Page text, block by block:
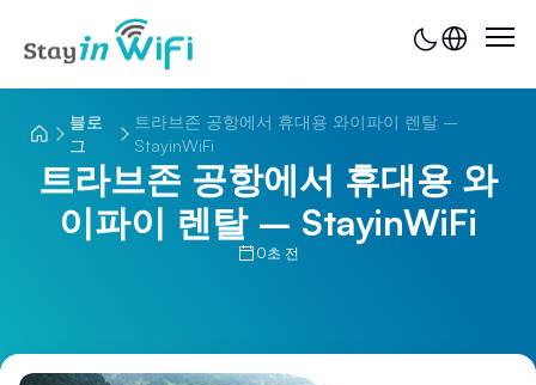
블로
그
트라브존 공항에서 휴대용 와이파이 렌탈 –
StayinWiFi
트라브존 공항에서 휴대용 와
이파이 렌탈 – StayinWiFi
0초 전